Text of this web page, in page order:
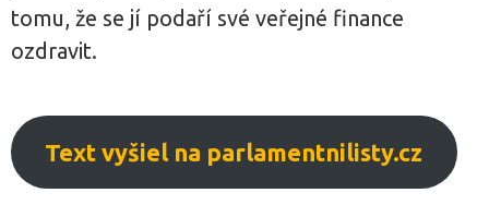
tomu, že se jí podaří své veřejné finance
ozdravit.
Text vyšiel na parlamentnilisty.cz